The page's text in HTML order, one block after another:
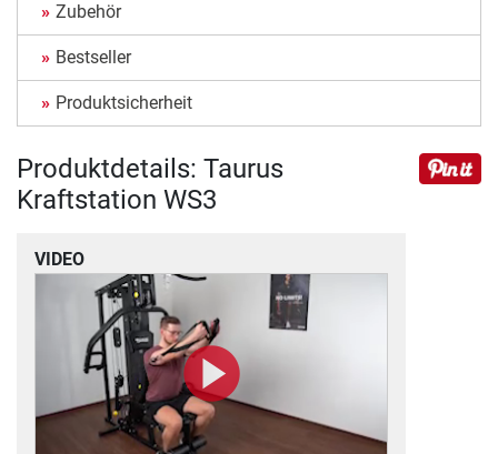
Zubehör
Bestseller
Produktsicherheit
Produktdetails: Taurus
Kraftstation WS3
VIDEO